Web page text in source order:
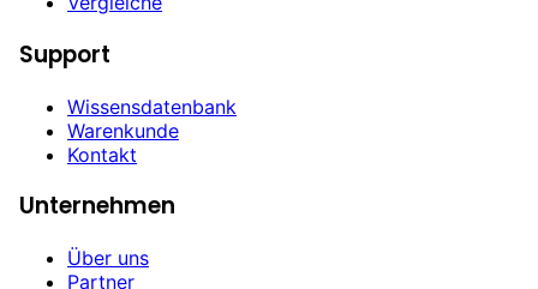
Support
Wissensdatenbank
Warenkunde
Kontakt
Unternehmen
Über uns
Partner